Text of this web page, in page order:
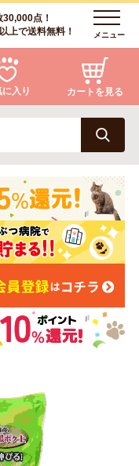
点！
上で送料無料！
メニュー
クア・爬虫類・昆虫
ャットフード
・おさんぽ用品
リビング雑貨
ニアサポート
に入り カートを見る